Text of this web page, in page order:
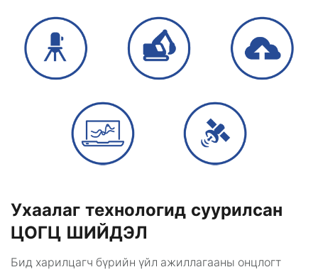
Ухаалаг технологид суурилсан
ЦОГЦ ШИЙДЭЛ
Бид харилцагч бүрийн үйл ажиллагааны онцлогт